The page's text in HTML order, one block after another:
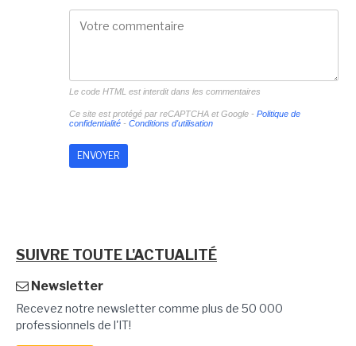
Le code HTML est interdit dans les commentaires
Ce site est protégé par reCAPTCHA et Google - Politique de
confidentialité- Conditions d'utilisation
SUIVRE TOUTE L'ACTUALITÉ
Newsletter
Recevez notre newsletter comme plus de 50 000
professionnels de l'IT!